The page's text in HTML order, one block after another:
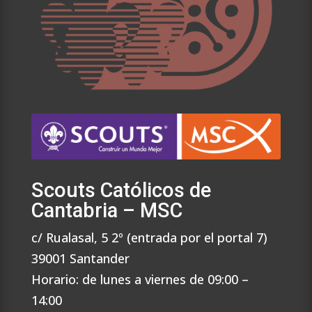
Scouts Católicos de
Cantabria – MSC
c/ Rualasal, 5 2º (entrada por el portal 7)
39001 Santander
Horario: de lunes a viernes de 09:00 –
14:00